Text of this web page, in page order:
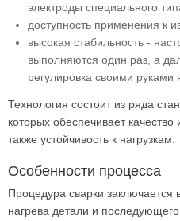
электроды специального
доступность применения к
высокая стабильность -
выполняются один раз, а
регулировка своими руками
Технология состоит из ряда
которых обеспечивает
также устойчивость к нагрузкам.
Особенности процесса
Процедура сварки заключается
нагрева детали и